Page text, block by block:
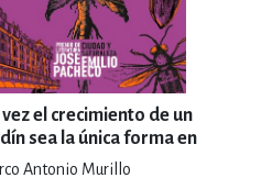
vez el crecimiento de un
sea la única forma en
los muertos pueden
Antonio Murillo